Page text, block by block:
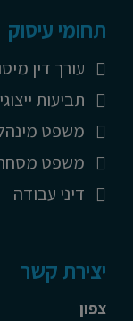
תחומי עיסוק
עורך דין
תביעות
משפט
משפט
דיני עבודה
יצירת קשר
צפון